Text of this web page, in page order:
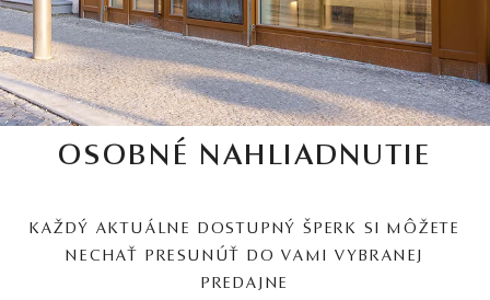
OSOBNÉ NAHLIADNUTIE
KAŽDÝ AKTUÁLNE DOSTUPNÝ ŠPERK SI MÔŽETE
NECHAŤ PRESUNÚŤ DO VAMI VYBRANEJ
PREDAJNE